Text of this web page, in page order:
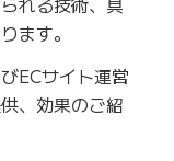
ます。
ECサイト運営
、効果のご紹